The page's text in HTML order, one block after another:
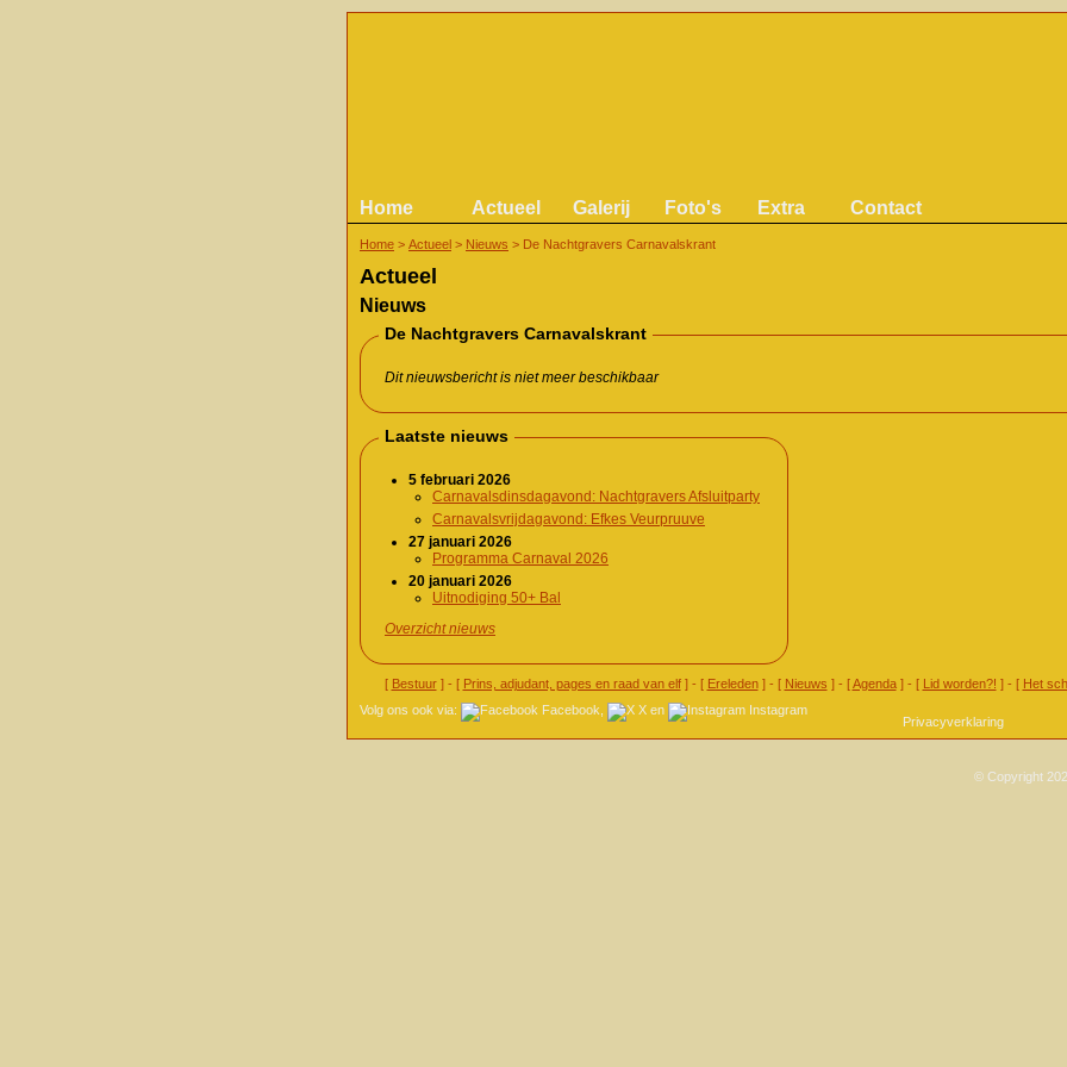
Home Actueel Galerij Foto's Extra Contact
Home > Actueel > Nieuws > De Nachtgravers Carnavalskrant
Actueel
Nieuws
De Nachtgravers Carnavalskrant
Dit nieuwsbericht is niet meer beschikbaar
Laatste nieuws
5 februari 2026
Carnavalsdinsdagavond: Nachtgravers Afsluitparty
Carnavalsvrijdagavond: Efkes Veurpruuve
27 januari 2026
Programma Carnaval 2026
20 januari 2026
Uitnodiging 50+ Bal
Overzicht nieuws
[ Bestuur] - [ Prins, adjudant, pages en raad van elf] - [ Ereleden] - [ Nieuws ] - [Agenda] - [ Lid worden?! ] - [ Het
Volg ons ook via:
Facebook X en
Instagram
Privacyverklaring
© Copyright